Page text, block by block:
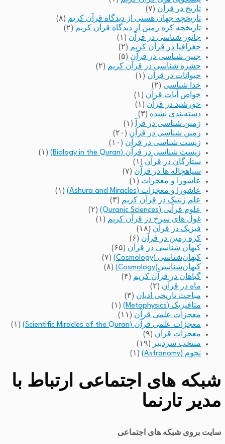
تاریخ در قرآن (۷)
تاریخچه جهان هستی از دیدگاه قرآن کریم (۸)
تاریخچه کره زمین از دیدگاه قرآن کریم (۲)
جانور شناسی در قرآن (۱)
جغرافیا در قرآن کریم (۲)
جنین شناسی در قرآن (۵)
حشره شناسی در قرآن کریم (۲)
حیوانات در قرآن (۱)
خدا شناسی (۲)
خواص آیات قرآن (۱)
خورشید در قرآن (۱)
دسته‌بندی نشده (۳)
زمین شناسی در قرآ
(۱)
زمین شناسی در قرآن (۲۰)
زیست شناسی در قرآن (۱۰)
زیست شناسی در قرآن (Biology in the Quran)
(۱)
ستارگان در قرآن (۱)
سیاهچاله ها در قرآن (۷)
عاشورا و معجزات (۱)
عاشورا و معجزات (Ashura and Miracles)
(۱)
علم ژنتیک در قرآن کریم (۳)
علوم قرآنی (Quranic Sciences)
(۲)
غول های سرخ در قرآن کریم (۱)
فیزیک در قرآن (۱۸)
کره زمین در قرآن (۶)
کیهان شناسی در قرآن (۶۵)
کیهان‌شناسی (Cosmology)
(۷)
کیهان‌شناسی(Cosmology)
(۸)
گیاهان در قرآن کریم (۴)
ماه در قرآن (۲)
مباحث تاریخی ادیان (۳)
متافیزیک (Metaphysics)
(۱)
معجزات علمی قرآن (۱۱)
معجزات علمی قرآن (Scientific Miracles of the Quran)
(۱)
معجزات قرآن (۹)
منتخب سردبیر
(۱۹)
نجوم (Astronomy)
(۱)
شبکه های اجتماعی ارتباط با
مدیر تارنما
سایت بروی شبکه های اجتماعی